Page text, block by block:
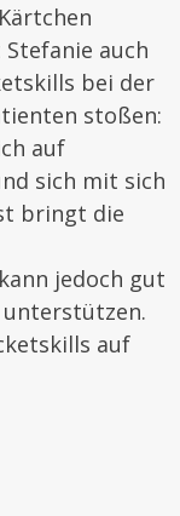
auch
bei der
stoßen:
auf
sich mit sich
bringt die
jedoch gut
auf